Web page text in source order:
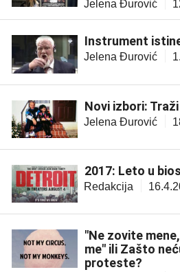
Jelena Đurović
Instrument
Jelena Đurović
Novi izbori:
Jelena Đurović
2017: Leto u
Redakcija
"Ne zovite
me" ili Zašto
proteste?